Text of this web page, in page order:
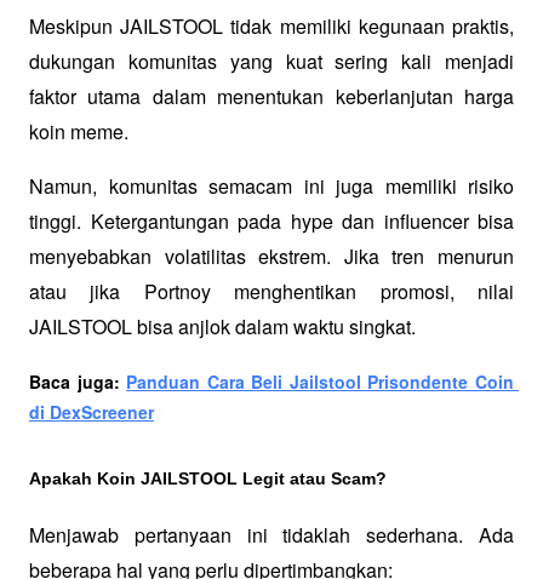
Meskipun JAILSTOOL tidak memiliki kegunaan praktis,
dukungan komunitas yang kuat sering kali menjadi
faktor utama dalam menentukan keberlanjutan harga
koin meme.
Namun, komunitas semacam ini juga memiliki risiko
tinggi. Ketergantungan pada hype dan influencer bisa
menyebabkan volatilitas ekstrem. Jika tren menurun
atau jika Portnoy menghentikan promosi, nilai
JAILSTOOL bisa anjlok dalam waktu singkat.
Baca juga: Panduan Cara Beli Jailstool Prisondente Coin
di DexScreener
Apakah Koin JAILSTOOL Legit atau Scam?
Menjawab pertanyaan ini tidaklah sederhana. Ada
beberapa hal yang perlu dipertimbangkan: